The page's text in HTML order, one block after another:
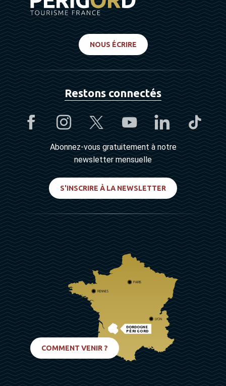
NOUS ÉCRIRE
Restons connectés
Abonnez-vous gratuitement à notre
newsletter mensuelle
S'INSCRIRE À LA NEWSLETTER
DORDOGNE
PÉRIGORD
PARIS
RENNES
LYON
COMMENT VENIR ?